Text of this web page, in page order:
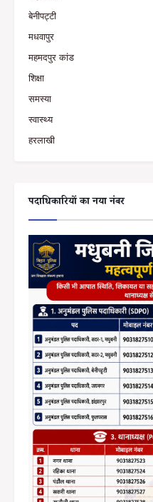
बेनीपट्टी
मधवापुर
महमदपुर कांड
शिक्षा
समस्या
स्वास्थ्य
हरलाखी
पदाधिकारियों का नया नंबर